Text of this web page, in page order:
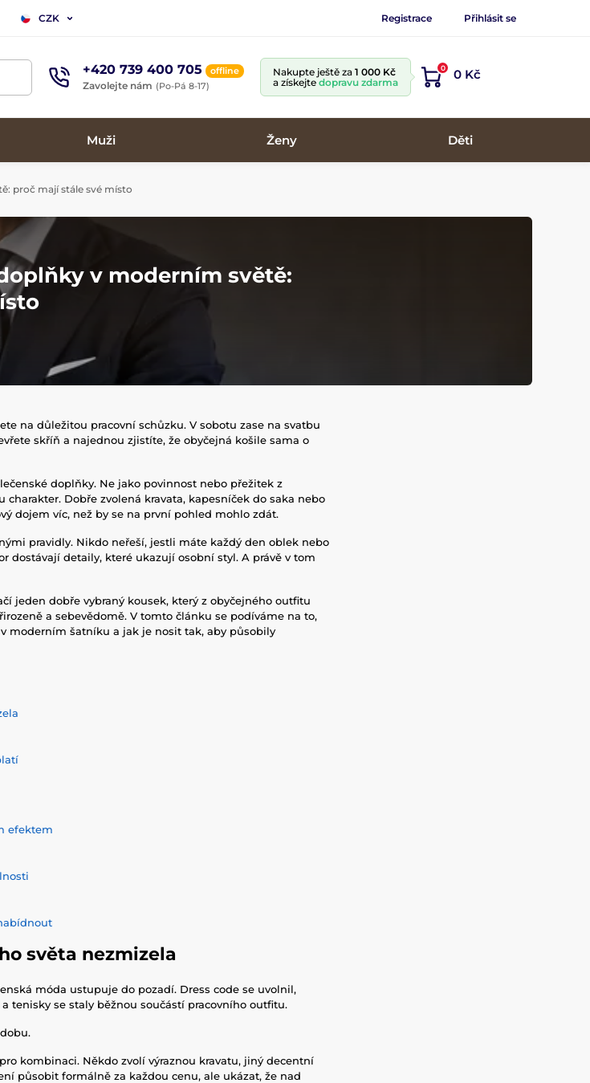
CZK Registrace Přihlásit se
+420 739 400 705 offline
Zavolejte nám (Po-Pá 8-17)
Nakupte ještě za 1 000 Kč
a získejte dopravu zdarma
0 0 Kč
Muži Ženy Děti
proč mají stále své místo
v moderním světě:
na důležitou pracovní schůzku. V sobotu zase na svatbu
skříň a najednou zjistíte, že obyčejná košile sama o
doplňky. Ne jako povinnost nebo přežitek z
Dobře zvolená kravata, kapesníček do saka nebo
dojem víc, než by se na první pohled mohlo zdát.
pravidly. Nikdo neřeší, jestli máte každý den oblek nebo
dostávají detaily, které ukazují osobní styl. A právě v tom
jeden dobře vybraný kousek, který z obyčejného outfitu
a sebevědomě. V tomto článku se podíváme na to,
moderním šatníku a jak je nosit tak, aby působily
efektem
světa nezmizela
móda ustupuje do pozadí. Dress code se uvolnil,
tenisky se staly běžnou součástí pracovního outfitu.
kombinaci. Někdo zvolí výraznou kravatu, jiný decentní
působit formálně za každou cenu, ale ukázat, že nad